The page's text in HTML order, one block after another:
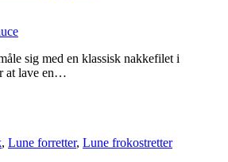
sig med en klassisk nakkefilet i
at lave en…
, Lune forretter, Lune frokostretter